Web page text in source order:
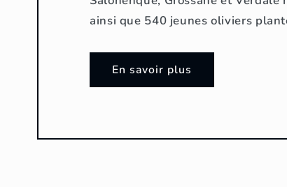
ainsi que 540 jeunes oliviers
En savoir plus